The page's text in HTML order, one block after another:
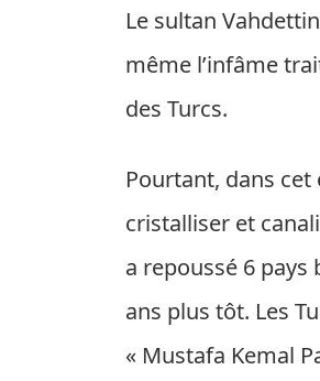
Le sultan
même l’infâme
des Turcs.
Pourtant, dans
cristalliser et
a repoussé 6 pays
ans plus tôt. Les
« Mustafa Kemal